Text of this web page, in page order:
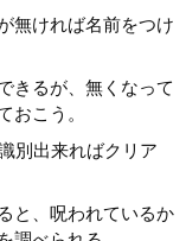
無ければ名前をつけ
きるが、無くなって
おこう。
別出来ればクリア
と、呪われているか